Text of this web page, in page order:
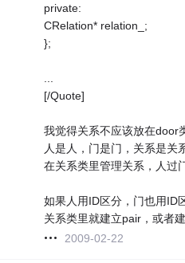
private:
CRelation* relation_;
};
[/Quote]
我觉得关系不应该放在door
人是人，门是门，关系是关
在关系类里管理关系，人过
如果人用ID区分，门也用ID
关系类里就建立pair，或者建
2009-02-22